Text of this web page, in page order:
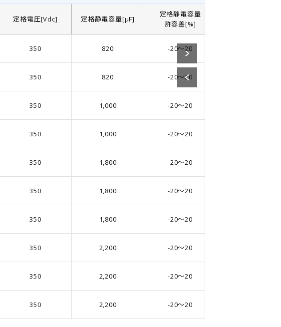
定格電圧[Vdc] 定格静電容量[µF]
定格静電容量
許容差[%]
350 820 -20～20
350 820 -20～20
350 1,000 -20～20
350 1,000 -20～20
350 1,800 -20～20
350 1,800 -20～20
350 1,800 -20～20
350 2,200 -20～20
350 2,200 -20～20
350 2,200 -20～20